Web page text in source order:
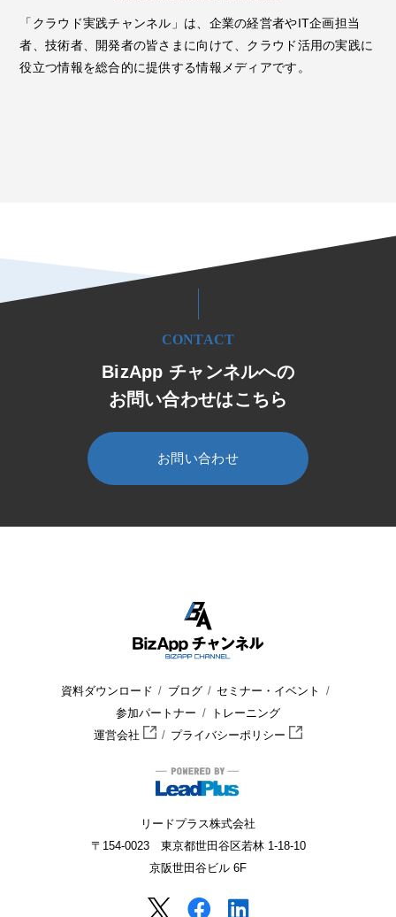
「クラウド実践チャンネル」は、企業の経営者やIT企画担当
者、技術者、開発者の皆さまに向けて、クラウド活用の実践に
役立つ情報を総合的に提供する情報メディアです。
CONTACT
BizApp チャンネルへの
お問い合わせはこちら
お問い合わせ
資料ダウンロード ブログ
セミナー・イベント
参加パートナー
トレーニング
運営会社
プライバシーポリシー
リードプラス株式会社
〒154-0023 東京都世田谷区若林 1-18-10
京阪世田谷ビル 6F